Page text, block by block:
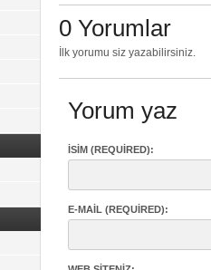
0 Yorumlar
İlk yorumu siz yazabilirsiniz.
Yorum yaz
İSIM (REQUIRED):
E-MAIL (REQUIRED):